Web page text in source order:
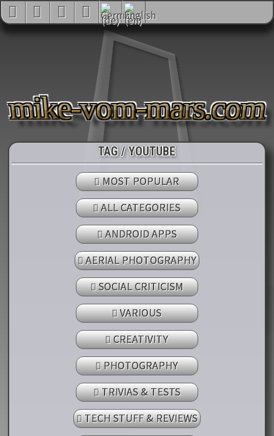
mike-vom-mars.com
TAG / YOUTUBE
MOST POPULAR
ALL CATEGORIES
ANDROID APPS
AERIAL PHOTOGRAPHY
SOCIAL CRITICISM
VARIOUS
CREATIVITY
PHOTOGRAPHY
TRIVIAS & TESTS
TECH STUFF & REVIEWS